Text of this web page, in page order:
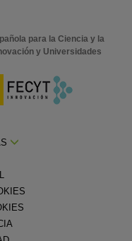
para la Ciencia y la
y Universidades